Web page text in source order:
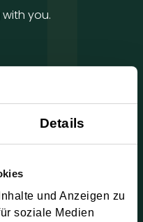
Details
und Anzeigen zu
soziale Medien
you.